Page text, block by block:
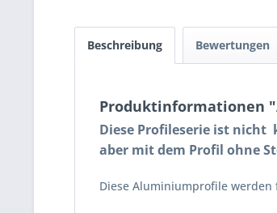
Beschreibung Bewertungen
Produktinformationen
Diese Profileserie ist nicht
aber mit dem Profil ohne
Diese Aluminiumprofile werden